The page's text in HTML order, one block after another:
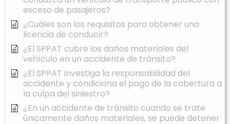
exceso de pasajeros?
¿Cuáles son los requisitos para obtener una
licencia de conducir?
¿El SPPAT cubre los daños materiales del
vehículo en un accidente de tránsito?
¿El SPPAT investiga la responsabilidad del
accidente y condiciona el pago de la cobertura a
la culpa del siniestro?
¿En un accidente de tránsito cuando se trate
únicamente daños materiales, se puede detener